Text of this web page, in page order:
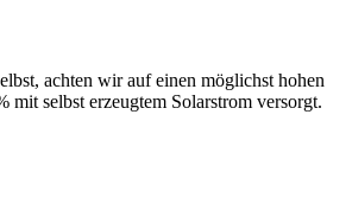
achten wir auf einen möglichst hohen
selbst erzeugtem Solarstrom versorgt.